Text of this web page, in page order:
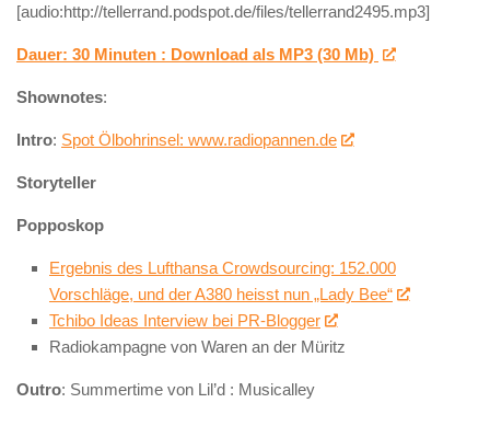
[audio:http://tellerrand.podspot.de/files/tellerrand2495.mp3]
Dauer: 30 Minuten : Download als MP3 (30 Mb)
Shownotes:
Intro: Spot Ölbohrinsel: www.radiopannen.de
Storyteller
Popposkop
Ergebnis des Lufthansa Crowdsourcing: 152.000
Vorschläge, und der A380 heisst nun „Lady Bee“
Tchibo Ideas Interview bei PR-Blogger
Radiokampagne von Waren an der Müritz
Outro: Summertime von Lil’d : Musicalley